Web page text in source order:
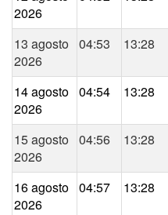
2026
13 agosto
2026
04:53 13:28
14 agosto
2026
04:54 13:28
15 agosto
2026
04:56 13:28
16 agosto
2026
04:57 13:28